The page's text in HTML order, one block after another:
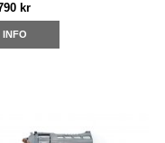
kr
INFO